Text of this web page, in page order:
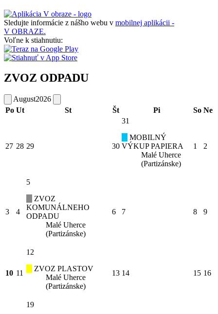
Sledujte informácie z nášho webu v mobilnej aplikácii -
V OBRAZE.
Voľne k stiahnutiu:
ZVOZ ODPADU
August2026
Po Ut St Št Pi So Ne
27 28 29 30
31
MOBILNÝ
VÝKUP PAPIERA
Malé Uherce
(Partizánske)
1 2
3 4
5
ZVOZ
KOMUNÁLNEHO
ODPADU
Malé Uherce
(Partizánske)
6 7 8 9
10 11
12
ZVOZ PLASTOV
Malé Uherce
(Partizánske)
13 14 15 16
19